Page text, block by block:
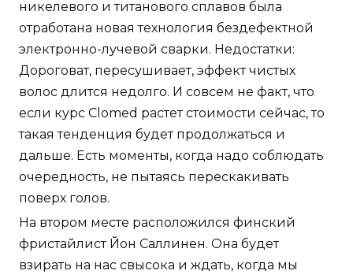
никелевого и титанового сплавов была
отработана новая технология бездефектной
электронно-лучевой сварки. Недостатки:
Дороговат, пересушивает, эффект чистых
волос длится недолго. И совсем не факт, что
если курс Clomed растет стоимости сейчас, то
такая тенденция будет продолжаться и
дальше. Есть моменты, когда надо соблюдать
очередность, не пытаясь перескакивать
поверх голов.
На втором месте расположился финский
фристайлист Йон Саллинен. Она будет
взирать на нас свысока и ждать, когда мы